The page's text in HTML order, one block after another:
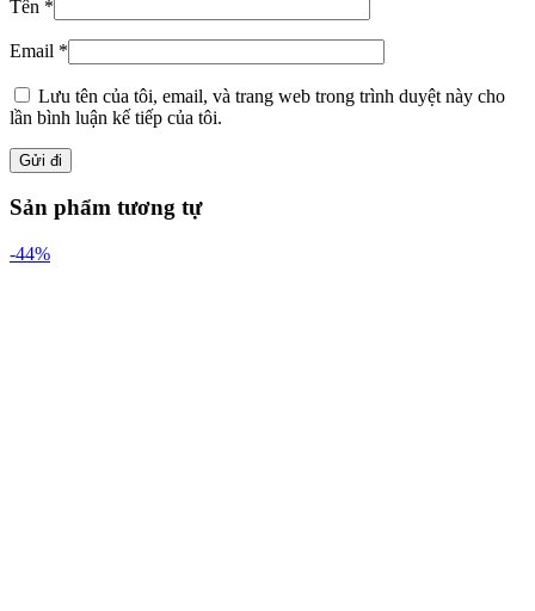
Tên *
Email *
Lưu tên của tôi, email, và trang web trong trình duyệt này cho
lần bình luận kế tiếp của tôi.
Sản phẩm tương tự
-44%